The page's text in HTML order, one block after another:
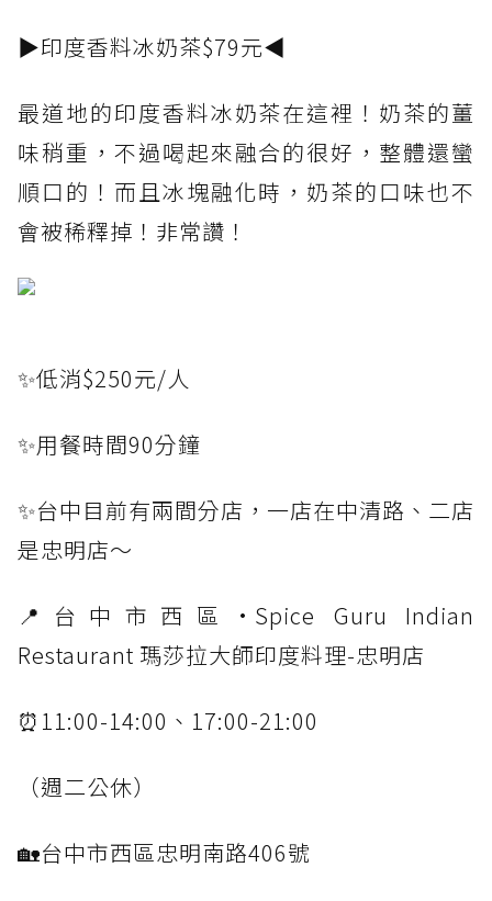
▶印度香料冰奶茶$79元◀
最道地的印度香料冰奶茶在這裡！奶茶的薑
味稍重，不過喝起來融合的很好，整體還蠻
順口的！而且冰塊融化時，奶茶的口味也不
會被稀釋掉！非常讚！
✨低消$250元/人
✨用餐時間90分鐘
✨台中目前有兩間分店，一店在中清路、二店
是忠明店～
📍台中市西區·Spice Guru Indian
Restaurant 瑪莎拉大師印度料理-忠明店
⏰11:00-14:00、17:00-21:00
（週二公休）
🏡台中市西區忠明南路406號